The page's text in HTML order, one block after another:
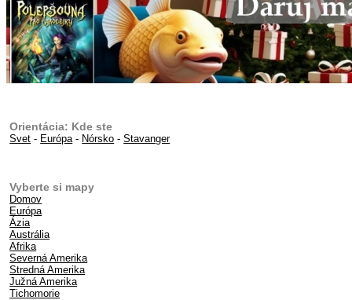
Orientácia: Kde ste
Svet - Európa- Nórsko -Stavanger
Vyberte si mapy
Domov
Európa
Ázia
Austrália
Afrika
Severná Amerika
Stredná Amerika
Južná Amerika
Tichomorie